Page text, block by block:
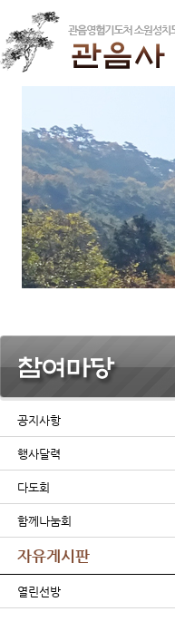
공지사항
행사달력
다도회
함께나눔회
자유게시판
열린선방